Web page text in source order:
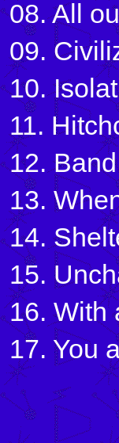
08. All
09.
10.
11.
12.
13.
14.
15.
16. With
17. You